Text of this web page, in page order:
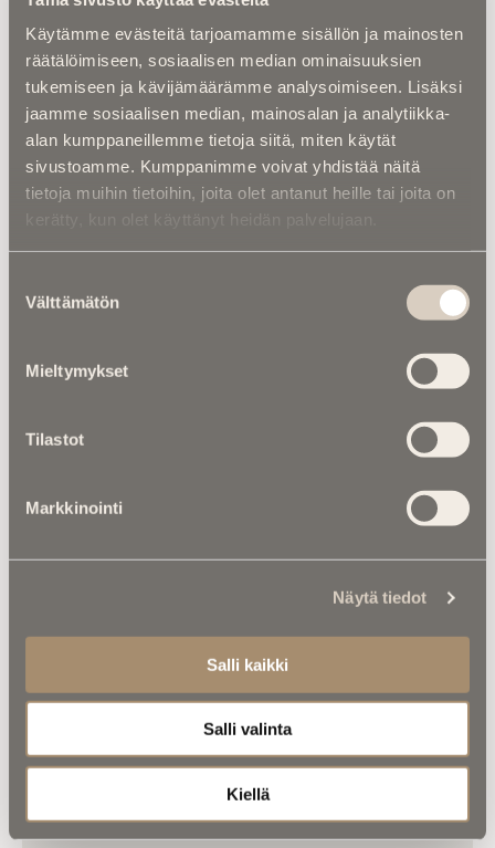
Käytämme evästeitä tarjoamamme sisällön ja mainosten
räätälöimiseen, sosiaalisen median ominaisuuksien
tukemiseen ja kävijämäärämme analysoimiseen. Lisäksi
jaamme sosiaalisen median, mainosalan ja analytiikka-
alan kumppaneillemme tietoja siitä, miten käytät
sivustoamme. Kumppanimme voivat yhdistää näitä
tietoja muihin tietoihin, joita olet antanut heille tai joita on
kerätty, kun olet käyttänyt heidän palvelujaan.
valinta
Välttämätön
Mieltymykset
Tilastot
Markkinointi
Näytä tiedot
Salli kaikki
Salli valinta
Kiellä
Näytteli virolaisissa televisiosarjoissaÕnne 13ja
Ohtlik lend
Palkittiin useilla tunnustuksilla, kuten Kultuuripärli-
palkinnolla vuonna 2006 ja Viron näyttelijäliiton
kunniamerkillä vuonna 2013​.
Kuoli 21.9.2014 Tallinnassa, Virossa.
perhe. Peeter Jakobi oli hyvin pidetty henkilö
muistokseen järjestettiin jäähyväistilaisuus
Haudattiin 26.9.2014 Tallinnan Metsäkalmistoon.
Lähteet: Eesti Filmi Andmebaas ja kulttuurimedia